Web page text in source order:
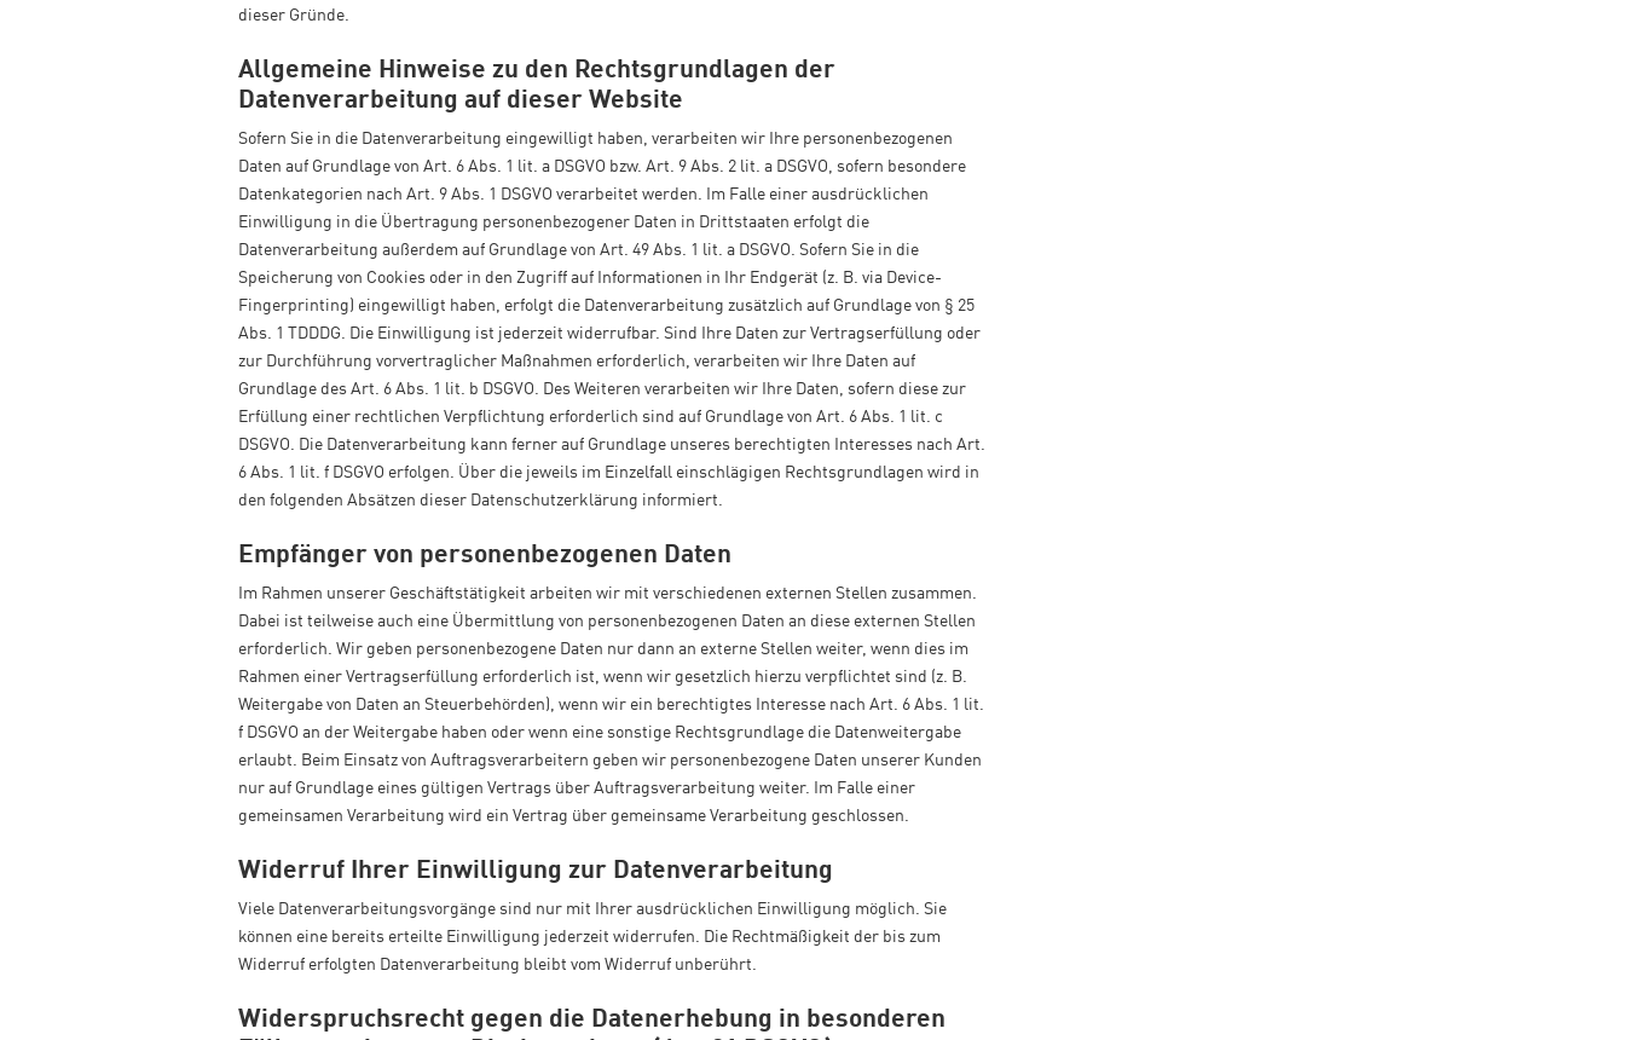
dieser Gründe.
Allgemeine Hinweise zu den Rechtsgrundlagen der
Datenverarbeitung auf dieser Website
Sofern Sie in die Datenverarbeitung eingewilligt haben, verarbeiten wir Ihre personenbezogenen
Daten auf Grundlage von Art. 6 Abs. 1 lit. a DSGVO bzw. Art. 9 Abs. 2 lit. a DSGVO, sofern besondere
Datenkategorien nach Art. 9 Abs. 1 DSGVO verarbeitet werden. Im Falle einer ausdrücklichen
Einwilligung in die Übertragung personenbezogener Daten in Drittstaaten erfolgt die
Datenverarbeitung außerdem auf Grundlage von Art. 49 Abs. 1 lit. a DSGVO. Sofern Sie in die
Speicherung von Cookies oder in den Zugriff auf Informationen in Ihr Endgerät (z. B. via Device-
Fingerprinting) eingewilligt haben, erfolgt die Datenverarbeitung zusätzlich auf Grundlage von § 25
Abs. 1 TDDDG. Die Einwilligung ist jederzeit widerrufbar. Sind Ihre Daten zur Vertragserfüllung oder
zur Durchführung vorvertraglicher Maßnahmen erforderlich, verarbeiten wir Ihre Daten auf
Grundlage des Art. 6 Abs. 1 lit. b DSGVO. Des Weiteren verarbeiten wir Ihre Daten, sofern diese zur
Erfüllung einer rechtlichen Verpflichtung erforderlich sind auf Grundlage von Art. 6 Abs. 1 lit. c
DSGVO. Die Datenverarbeitung kann ferner auf Grundlage unseres berechtigten Interesses nach Art.
6 Abs. 1 lit. f DSGVO erfolgen. Über die jeweils im Einzelfall einschlägigen Rechtsgrundlagen wird in
den folgenden Absätzen dieser Datenschutzerklärung informiert.
Empfänger von personenbezogenen Daten
Im Rahmen unserer Geschäftstätigkeit arbeiten wir mit verschiedenen externen Stellen zusammen.
Dabei ist teilweise auch eine Übermittlung von personenbezogenen Daten an diese externen Stellen
erforderlich. Wir geben personenbezogene Daten nur dann an externe Stellen weiter, wenn dies im
Rahmen einer Vertragserfüllung erforderlich ist, wenn wir gesetzlich hierzu verpflichtet sind (z. B.
Weitergabe von Daten an Steuerbehörden), wenn wir ein berechtigtes Interesse nach Art. 6 Abs. 1 lit.
f DSGVO an der Weitergabe haben oder wenn eine sonstige Rechtsgrundlage die Datenweitergabe
erlaubt. Beim Einsatz von Auftragsverarbeitern geben wir personenbezogene Daten unserer Kunden
nur auf Grundlage eines gültigen Vertrags über Auftragsverarbeitung weiter. Im Falle einer
gemeinsamen Verarbeitung wird ein Vertrag über gemeinsame Verarbeitung geschlossen.
Widerruf Ihrer Einwilligung zur Datenverarbeitung
Viele Datenverarbeitungsvorgänge sind nur mit Ihrer ausdrücklichen Einwilligung möglich. Sie
können eine bereits erteilte Einwilligung jederzeit widerrufen. Die Rechtmäßigkeit der bis zum
Widerruf erfolgten Datenverarbeitung bleibt vom Widerruf unberührt.
Widerspruchsrecht gegen die Datenerhebung in besonderen